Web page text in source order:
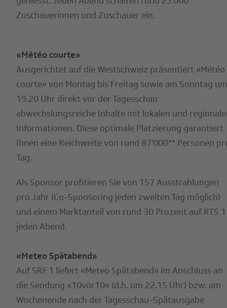
Zuschauerinnen und Zuschauer ein.
«Météo courte»
Ausgerichtet auf die Westschweiz präsentiert «Météo
courte» von Montag bis Freitag sowie am Sonntag um
19.20 Uhr direkt vor der Tagesschau
abwechslungsreiche Inhalte mit lokalen und
Informationen. Diese optimale Platzierung garantiert
Ihnen eine Reichweite von rund 87'000** Personen
Tag.
Als Sponsor profitieren Sie von 157 Ausstrahlungen
pro Jahr (Co-Sponsoring jeden zweiten Tag möglich)
und einem Marktanteil von rund 30 Prozent auf RTS 1
jeden Abend.
«Meteo Spätabend»
Auf SRF 1 liefert «Meteo Spätabend» im Anschluss an
die Sendung «10vor10» (d.h. um 22.15 Uhr) bzw. am
Wochenende nach der Tagesschau-Spätausgabe